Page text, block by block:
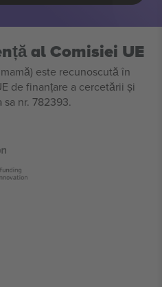
al Comisiei UE
este recunoscută în
de finanțare a cercetării și
nr. 782393.